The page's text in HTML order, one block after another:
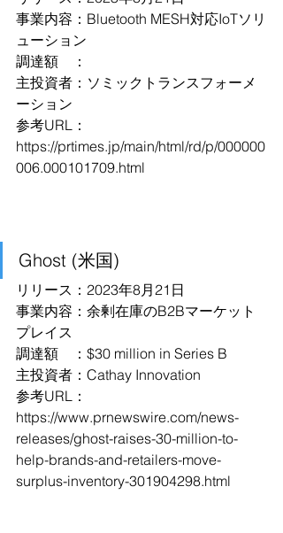
事業内容：Bluetooth MESH対応IoTソリ
ューション
調達額　：
主投資者：ソミックトランスフォーメ
ーション
参考URL：
https://prtimes.jp/main/html/rd/p/000000
006.000101709.html
Ghost (米国)
リリース：2023年8月21日
事業内容：余剰在庫のB2Bマーケット
プレイス
調達額　：$30 million in Series B
主投資者：Cathay Innovation
参考URL：
https://www.prnewswire.com/news-
releases/ghost-raises-30-million-to-
help-brands-and-retailers-move-
surplus-inventory-301904298.html